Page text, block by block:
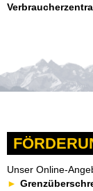
Unser Online-